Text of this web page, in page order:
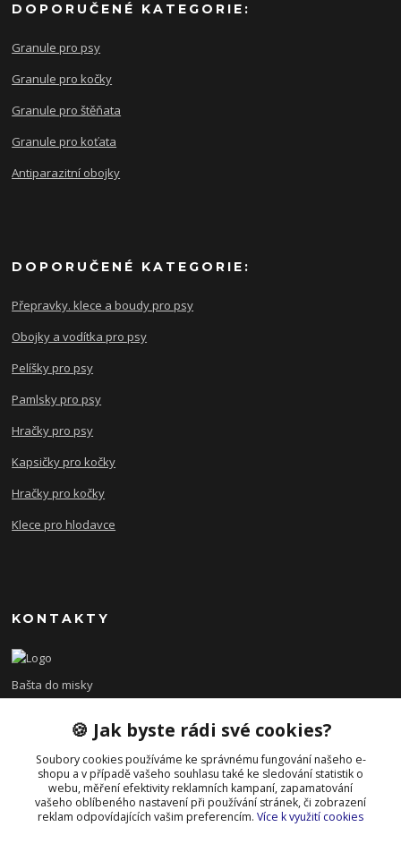
DOPORUČENÉ KATEGORIE:
Granule pro psy
Granule pro kočky
Granule pro štěňata
Granule pro koťata
Antiparazitní obojky
DOPORUČENÉ KATEGORIE:
Přepravky. klece a boudy pro psy
Obojky a vodítka pro psy
Pelíšky pro psy
Pamlsky pro psy
Hračky pro psy
Kapsičky pro kočky
Hračky pro kočky
Klece pro hlodavce
KONTAKTY
Bašta do misky
+420 608 479 610
po - pá 8:00 - 15:00
info@bastadomisky.cz
🍪 Jak byste rádi své cookies?
Soubory cookies používáme ke správnému fungování našeho e-
shopu a v případě vašeho souhlasu také ke sledování statistik o
webu, měření efektivity reklamních kampaní, zapamatování
vašeho oblíbeného nastavení při používání stránek, či zobrazení
reklam odpovídajících vašim preferencím. Více k využití cookies